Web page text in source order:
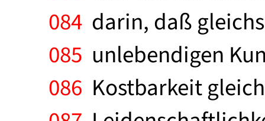
084 darin, daß
085 unlebendigen
086 Kostbarkeit